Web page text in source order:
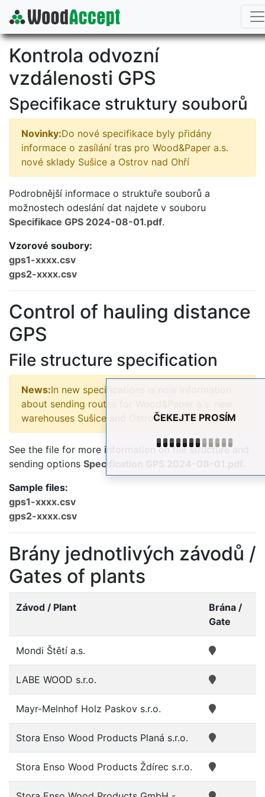
ČEKEJTE PROSÍM
Kontrola odvozní
vzdálenosti GPS
Specifikace struktury souborů
Novinky:Do nové specifikace byly přidány
informace o zasílání tras pro Wood&Paper a.s.
nové sklady Sušice a Ostrov nad Ohří
Podrobnější informace o struktuře souborů a
možnostech odeslání dat najdete v souboru
Specifikace GPS 2024-08-01.pdf.
Vzorové soubory:
gps1-xxxx.csv
gps2-xxxx.csv
Control of hauling distance
GPS
File structure specification
News:In new specifications is now information
about sending routes for Wood&Paper a.s. new
warehouses Sušice and Ostrov nad Ohří
See the file for more information on file structure and
sending options Specification GPS 2024-08-01.pdf
Sample files:
gps1-xxxx.csv
gps2-xxxx.csv
Brány jednotlivých závodů /
Gates of plants
Závod / Plant
Brána /
Gate
Mondi Štětí a.s.
LABE WOOD s.r.o.
Mayr-Melnhof Holz Paskov s.r.o.
Stora Enso Wood Products Planá s.r.o.
Stora Enso Wood Products Ždírec s.r.o.